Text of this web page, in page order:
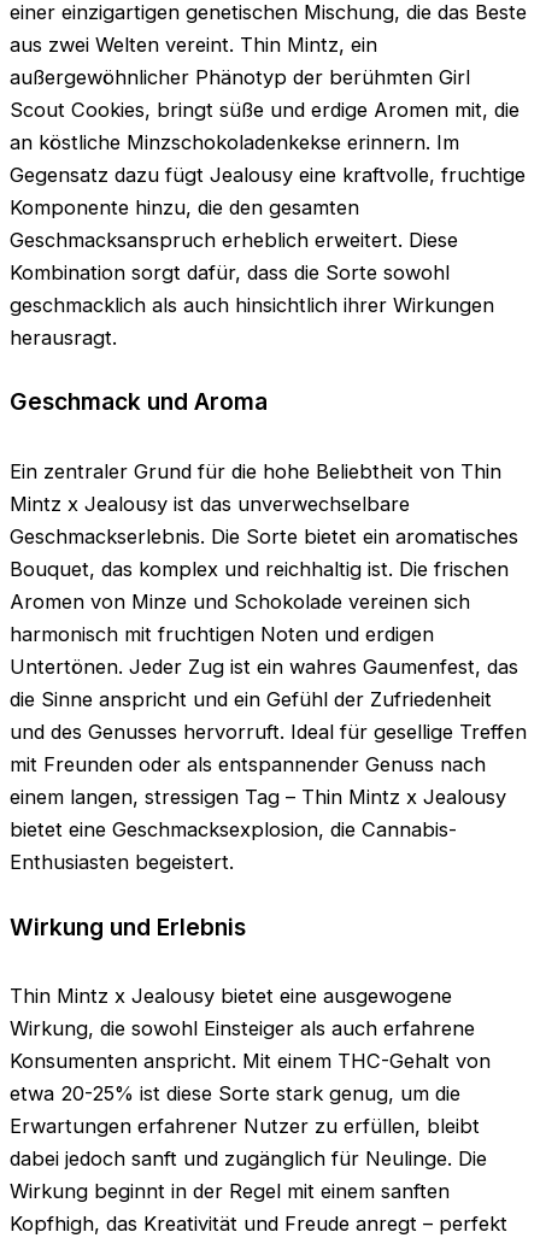
einer einzigartigen genetischen Mischung, die das Beste
aus zwei Welten vereint. Thin Mintz, ein
außergewöhnlicher Phänotyp der berühmten Girl
Scout Cookies, bringt süße und erdige Aromen mit, die
an köstliche Minzschokoladenkekse erinnern. Im
Gegensatz dazu fügt Jealousy eine kraftvolle, fruchtige
Komponente hinzu, die den gesamten
Geschmacksanspruch erheblich erweitert. Diese
Kombination sorgt dafür, dass die Sorte sowohl
geschmacklich als auch hinsichtlich ihrer Wirkungen
herausragt.
Geschmack und Aroma
Ein zentraler Grund für die hohe Beliebtheit von Thin
Mintz x Jealousy ist das unverwechselbare
Geschmackserlebnis. Die Sorte bietet ein aromatisches
Bouquet, das komplex und reichhaltig ist. Die frischen
Aromen von Minze und Schokolade vereinen sich
harmonisch mit fruchtigen Noten und erdigen
Untertönen. Jeder Zug ist ein wahres Gaumenfest, das
die Sinne anspricht und ein Gefühl der Zufriedenheit
und des Genusses hervorruft. Ideal für gesellige Treffen
mit Freunden oder als entspannender Genuss nach
einem langen, stressigen Tag – Thin Mintz x Jealousy
bietet eine Geschmacksexplosion, die Cannabis-
Enthusiasten begeistert.
Wirkung und Erlebnis
Thin Mintz x Jealousy bietet eine ausgewogene
Wirkung, die sowohl Einsteiger als auch erfahrene
Konsumenten anspricht. Mit einem THC-Gehalt von
etwa 20-25% ist diese Sorte stark genug, um die
Erwartungen erfahrener Nutzer zu erfüllen, bleibt
dabei jedoch sanft und zugänglich für Neulinge. Die
Wirkung beginnt in der Regel mit einem sanften
Kopfhigh, das Kreativität und Freude anregt – perfekt